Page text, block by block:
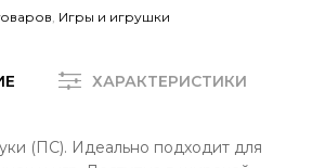
Игры и игрушки
ХАРАКТЕРИСТИКИ
(ПС). Идеально подходит для